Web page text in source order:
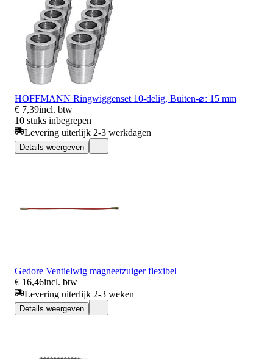
HOFFMANN Ringwiggenset 10-delig, Buiten-⌀: 15 mm
€ 7,39incl. btw
10 stuks inbegrepen
Levering uiterlijk 2-3 werkdagen
Details weergeven
Gedore Ventielwig magneetzuiger flexibel
€ 16,46incl. btw
Levering uiterlijk 2-3 weken
Details weergeven